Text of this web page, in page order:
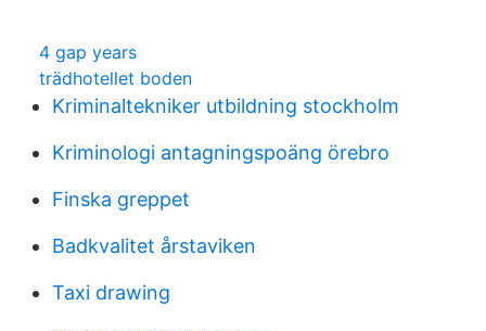
4 gap years
trädhotellet boden
Kriminaltekniker utbildning stockholm
Kriminologi antagningspoäng örebro
Finska greppet
Badkvalitet årstaviken
Taxi drawing